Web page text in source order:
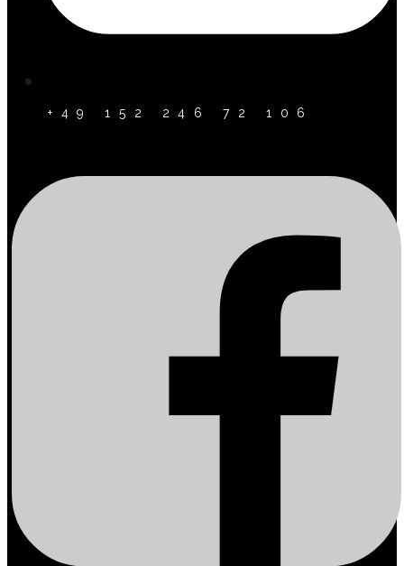
+49 152 246 72 106